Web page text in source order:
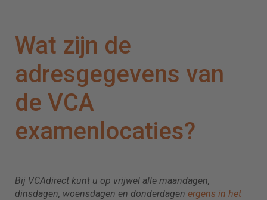
Wat zijn de
adresgegevens van
de VCA
examenlocaties?
Bij VCAdirect kunt u op vrijwel alle maandagen,
dinsdagen, woensdagen en donderdagen ergens in het